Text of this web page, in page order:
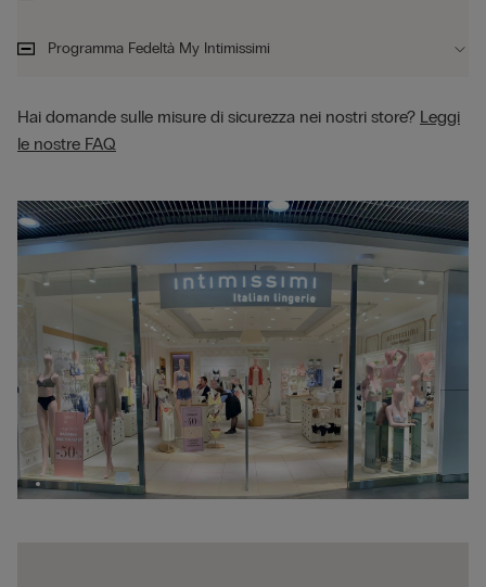
Programma Fedeltà My Intimissimi
Hai domande sulle misure di sicurezza nei nostri store? Leggi
le nostre FAQ